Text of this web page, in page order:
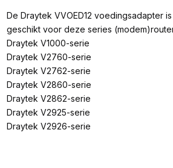
De Draytek VVOED12 voedingsadapter
geschikt voor deze series
Draytek V1000-serie
Draytek V2760-serie
Draytek V2762-serie
Draytek V2860-serie
Draytek V2862-serie
Draytek V2925-serie
Draytek V2926-serie